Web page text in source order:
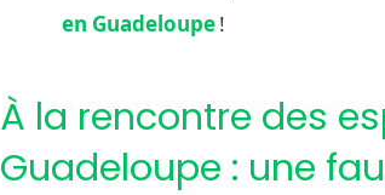
en Guadeloupe!
À la rencontre des
Guadeloupe : une